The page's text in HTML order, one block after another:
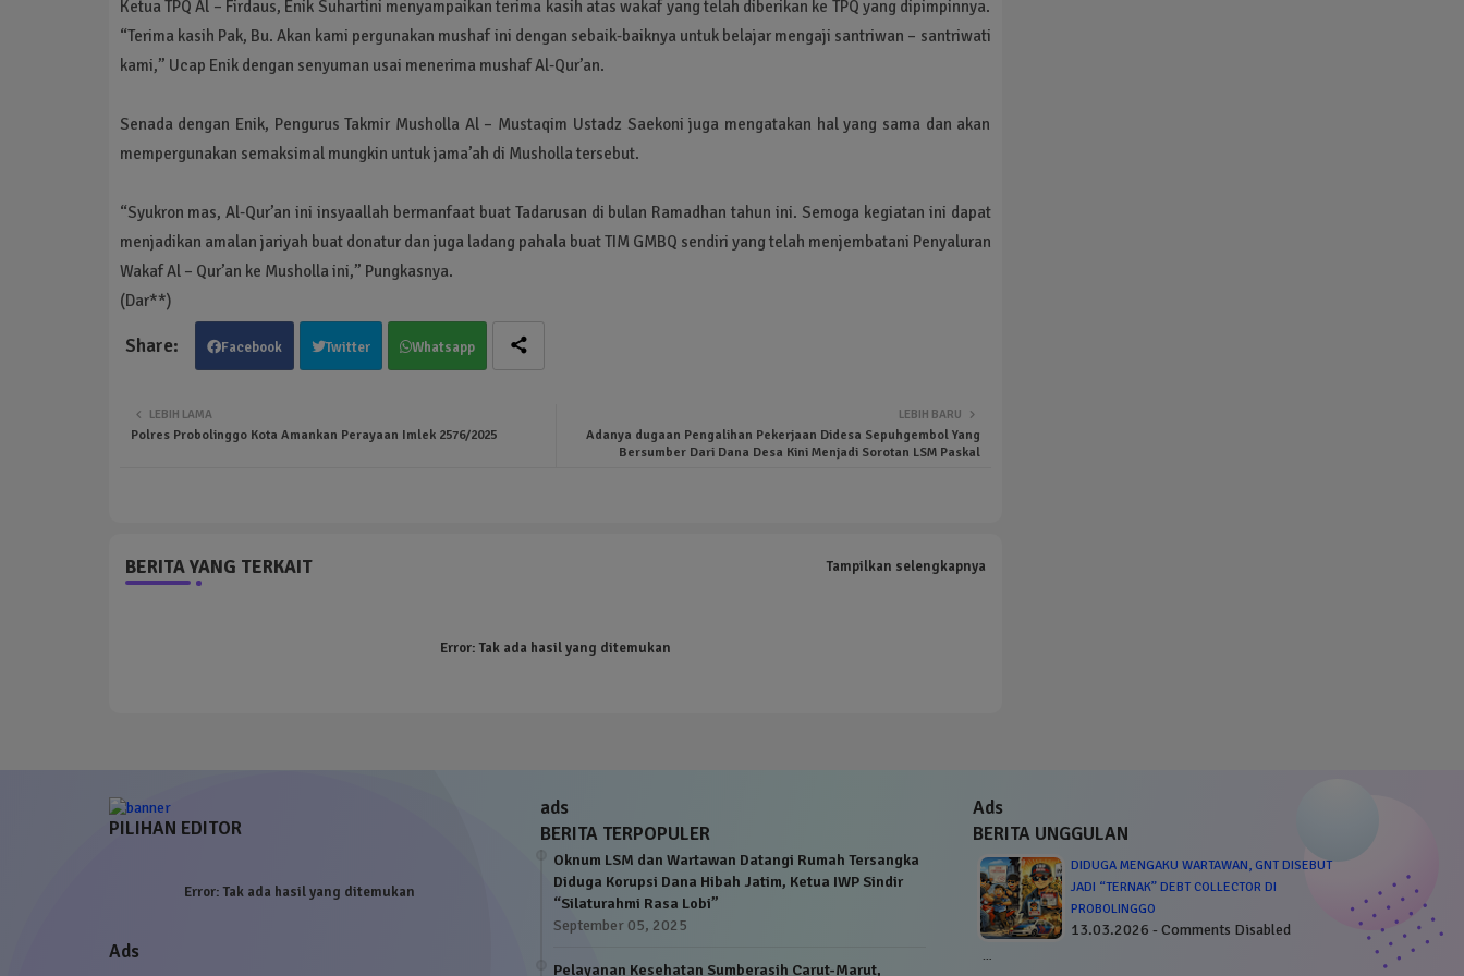
Ketua TPQ Al – Firdaus, Enik Suhartini menyampaikan terima kasih atas wakaf yang telah diberikan ke TPQ yang dipimpinnya.
“Terima kasih Pak, Bu. Akan kami pergunakan mushaf ini dengan sebaik-baiknya untuk belajar mengaji santriwan – santriwati
kami,” Ucap Enik dengan senyuman usai menerima mushaf Al-Qur’an.
Senada dengan Enik, Pengurus Takmir Musholla Al – Mustaqim Ustadz Saekoni juga mengatakan hal yang sama dan akan
mempergunakan semaksimal mungkin untuk jama’ah di Musholla tersebut.
“Syukron mas, Al-Qur’an ini insyaallah bermanfaat buat Tadarusan di bulan Ramadhan tahun ini. Semoga kegiatan ini dapat
menjadikan amalan jariyah buat donatur dan juga ladang pahala buat TIM GMBQ sendiri yang telah menjembatani Penyaluran
Wakaf Al – Qur’an ke Musholla ini,” Pungkasnya.
(Dar**)
Facebook Twitter Whatsapp
LEBIH BARU
Adanya dugaan Pengalihan Pekerjaan Didesa Sepuhgembol Yang
Bersumber Dari Dana Desa Kini Menjadi Sorotan LSM Paskal
LEBIH LAMA
Polres Probolinggo Kota Amankan Perayaan Imlek 2576/2025
BERITA YANG TERKAIT Tampilkan selengkapnya
Error:Tak ada hasil yang ditemukan
PILIHAN EDITOR
Error:Tak ada hasil yang ditemukan
Ads
ads
BERITA TERPOPULER
Oknum LSM dan Wartawan Datangi Rumah Tersangka
Diduga Korupsi Dana Hibah Jatim, Ketua IWP Sindir
“Silaturahmi Rasa Lobi”
September 05, 2025
Pelayanan Kesehatan Sumberasih Carut-Marut,
Ads
BERITA UNGGULAN
DIDUGA MENGAKU WARTAWAN, GNT DISEBUT
JADI “TERNAK” DEBT COLLECTOR DI
PROBOLINGGO
13.03.2026 - Comments Disabled
…